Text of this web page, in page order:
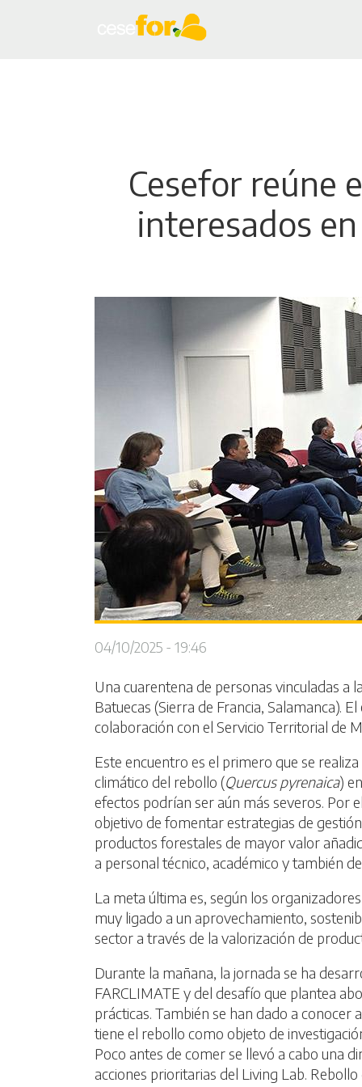
Cesefor reúne
interesados
04/10/2025 - 19:46
Una cuarentena de personas vinculadas a
Batuecas (Sierra de Francia, Salamanca).
colaboración con el Servicio Territorial de
Este encuentro es el primero que se
climático del rebollo (Quercus pyrenaica)
efectos podrían ser aún más severos. Por
objetivo de fomentar estrategias de
productos forestales de mayor valor
a personal técnico, académico y también
La meta última es, según los
muy ligado a un aprovechamiento,
sector a través de la valorización de
Durante la mañana, la jornada se ha
FARCLIMATE y del desafío que plantea
prácticas. También se han dado a conocer
tiene el rebollo como objeto de
Poco antes de comer se llevó a cabo una
acciones prioritarias del Living Lab.